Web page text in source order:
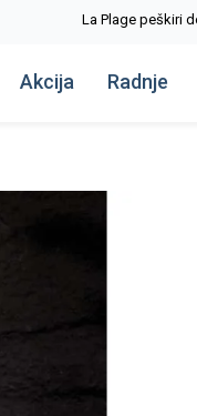
Akcija Radnje